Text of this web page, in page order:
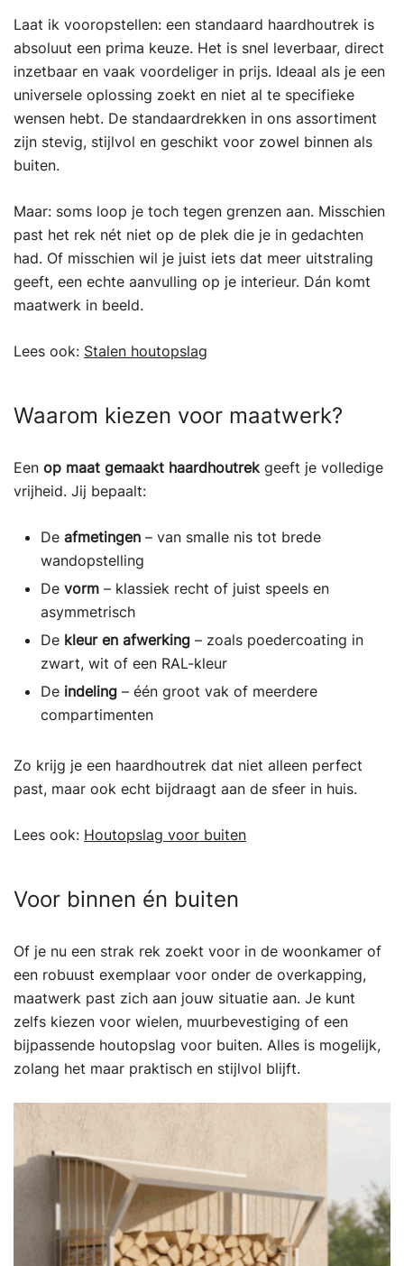
Laat ik vooropstellen: een standaard haardhoutrek is
absoluut een prima keuze. Het is snel leverbaar, direct
inzetbaar en vaak voordeliger in prijs. Ideaal als je een
universele oplossing zoekt en niet al te specifieke
wensen hebt. De standaardrekken in ons assortiment
zijn stevig, stijlvol en geschikt voor zowel binnen als
buiten.
Maar: soms loop je toch tegen grenzen aan. Misschien
past het rek nét niet op de plek die je in gedachten
had. Of misschien wil je juist iets dat meer uitstraling
geeft, een echte aanvulling op je interieur. Dán komt
maatwerk in beeld.
Lees ook: Stalen houtopslag
Waarom kiezen voor maatwerk?
Een op maat gemaakt haardhoutrek geeft je volledige
vrijheid. Jij bepaalt:
De afmetingen – van smalle nis tot brede
wandopstelling
De vorm – klassiek recht of juist speels en
asymmetrisch
De kleur en afwerking – zoals poedercoating in
zwart, wit of een RAL-kleur
De indeling – één groot vak of meerdere
compartimenten
Zo krijg je een haardhoutrek dat niet alleen perfect
past, maar ook echt bijdraagt aan de sfeer in huis.
Lees ook: Houtopslag voor buiten
Voor binnen én buiten
Of je nu een strak rek zoekt voor in de woonkamer of
een robuust exemplaar voor onder de overkapping,
maatwerk past zich aan jouw situatie aan. Je kunt
zelfs kiezen voor wielen, muurbevestiging of een
bijpassende houtopslag voor buiten. Alles is mogelijk,
zolang het maar praktisch en stijlvol blijft.